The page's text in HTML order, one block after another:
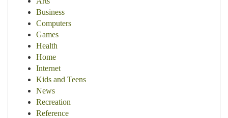
Business
Computers
Games
Health
Home
Internet
Kids and Teens
News
Recreation
Reference